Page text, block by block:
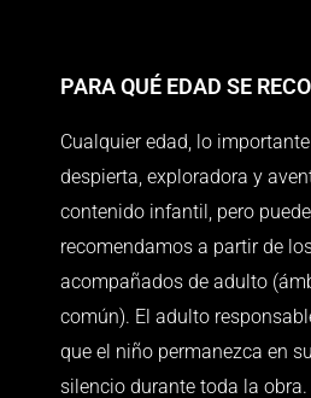
PARA QUÉ EDAD SE
Cualquier edad, lo
despierta, exploradora y
contenido infantil, pero
recomendamos a partir de
acompañados de adulto
común). El adulto
que el niño permanezca en
silencio durante toda la obra.